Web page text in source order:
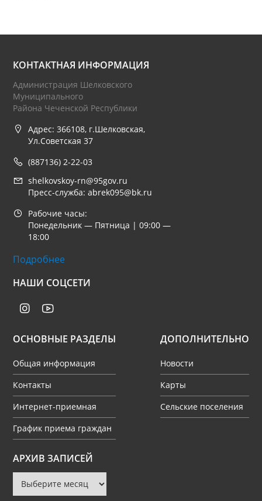
КОНТАКТНАЯ ИНФОРМАЦИЯ
Администрация Шелковского
Муниципального
Района Чеченской Республики
Адрес: 366108, г.Шелковская,
Ул.Советская 37
(887136) 2-22-03
shelkovskoy-rn@95gov.ru
Пресс-служба: abrek095@bk.ru
Рабочие часы:
Понедельник — Пятница | 09:00 —
18:00
Подробнее
НАШИ СОЦСЕТИ
ОСНОВНЫЕ РАЗДЕЛЫ
Общая информация
Контакты
Интернет-приемная
График приема граждан
ДОПОЛНИТЕЛЬНО
Новости
Карты
Сельские поселения
АРХИВ ЗАПИСЕЙ
Архив
записей